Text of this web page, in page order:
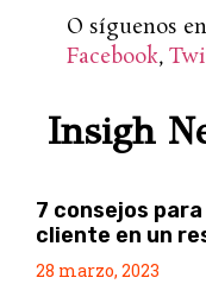
O síguenos
Facebook,
Insigh
7 consejos
cliente en un
28 marzo, 2023